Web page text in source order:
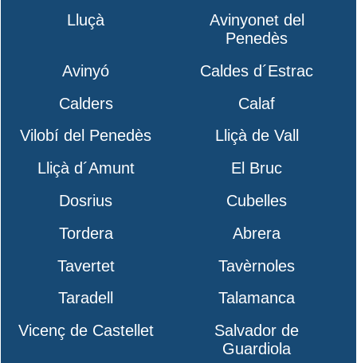
Lluçà
Avinyonet del
Penedès
Avinyó
Caldes d´Estrac
Calders
Calaf
Vilobí del Penedès
Lliçà de Vall
Lliçà d´Amunt
El Bruc
Dosrius
Cubelles
Tordera
Abrera
Tavertet
Tavèrnoles
Taradell
Talamanca
Vicenç de Castellet
Salvador de
Guardiola